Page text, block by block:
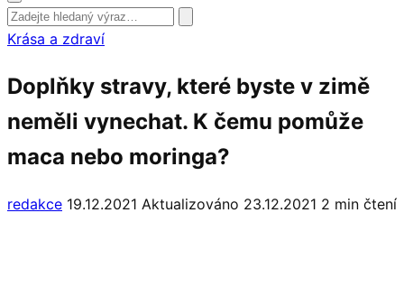
Vyhledat
Krása a zdraví
Doplňky stravy, které byste v zimě
neměli vynechat. K čemu pomůže
maca nebo moringa?
redakce 19.12.2021 Aktualizováno 23.12.2021 2 min čtení